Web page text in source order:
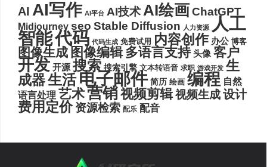
AI AI写作 AI平台 AI技术AI绘画ChatGPT
Midjourney seo Stable Diffusion 人力资源 人工
智能代码 代码生成 免费试用 内容创作 办公 博客
图像生成 图像编辑 多语言支持 头像 客户
开发 开源 搜索 搜索引擎 文本转语音 求职 游戏开发 生
成器生活电子邮件 简历 绘画 编程 自然
语言处理 艺术营销视频剪辑视频生成设计
费用定价 资源检索 配乐 配音